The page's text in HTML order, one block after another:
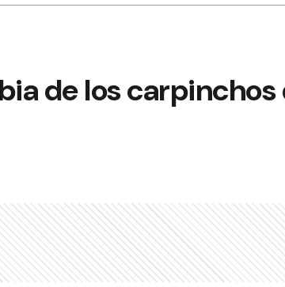
de los